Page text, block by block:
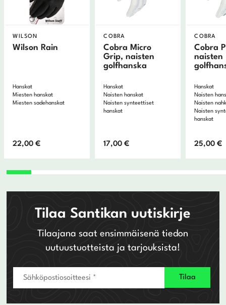
WILSON
Wilson Rain
Hanskat
Miesten hanskat
Miesten sadehanskat
22,00€
COBRA
Cobra Micro
Grip, naisten
golfhanska
Hanskat
Naisten hanskat
Naisten synteettiset
hanskat
17,00€
COBRA
Cobra
naisten
Hanskat
Naisten
Naisten
Naisten
hanskat
25,00€
Tilaa Santikan uutiskirje
Tilaajana saat ensimmäisenä tiedon
uutuustuotteista ja tarjouksista!